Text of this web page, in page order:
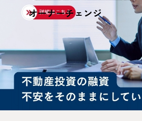
オーナーチェンジ